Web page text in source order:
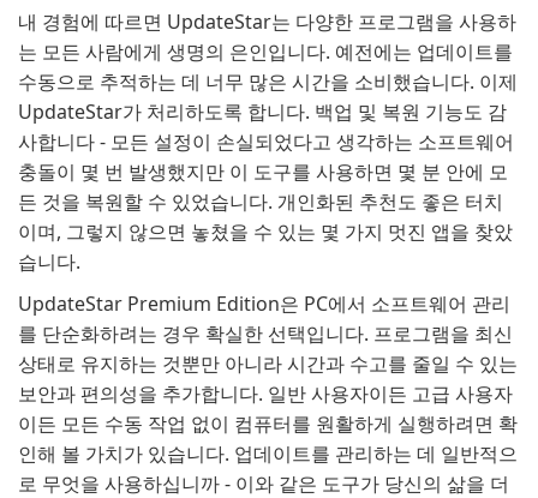
내 경험에 따르면 UpdateStar는 다양한 프로그램을 사용하
는 모든 사람에게 생명의 은인입니다. 예전에는 업데이트를
수동으로 추적하는 데 너무 많은 시간을 소비했습니다. 이제
UpdateStar가 처리하도록 합니다. 백업 및 복원 기능도 감
사합니다 - 모든 설정이 손실되었다고 생각하는 소프트웨어
충돌이 몇 번 발생했지만 이 도구를 사용하면 몇 분 안에 모
든 것을 복원할 수 있었습니다. 개인화된 추천도 좋은 터치
이며, 그렇지 않으면 놓쳤을 수 있는 몇 가지 멋진 앱을 찾았
습니다.
UpdateStar Premium Edition은 PC에서 소프트웨어 관리
를 단순화하려는 경우 확실한 선택입니다. 프로그램을 최신
상태로 유지하는 것뿐만 아니라 시간과 수고를 줄일 수 있는
보안과 편의성을 추가합니다. 일반 사용자이든 고급 사용자
이든 모든 수동 작업 없이 컴퓨터를 원활하게 실행하려면 확
인해 볼 가치가 있습니다. 업데이트를 관리하는 데 일반적으
로 무엇을 사용하십니까 - 이와 같은 도구가 당신의 삶을 더